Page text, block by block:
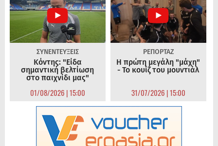
ΣΥΝΕΝΤΕΥΞΕΙΣ
Κόντης: "Είδα
σημαντική βελτίωση
στο παιχνίδι μας"
01/08/2026 | 15:00
ΡΕΠΟΡΤΑΖ
Η πρώτη μεγάλη "μάχη"
- Το κουίζ του μουντιάλ
31/07/2026 | 15:00